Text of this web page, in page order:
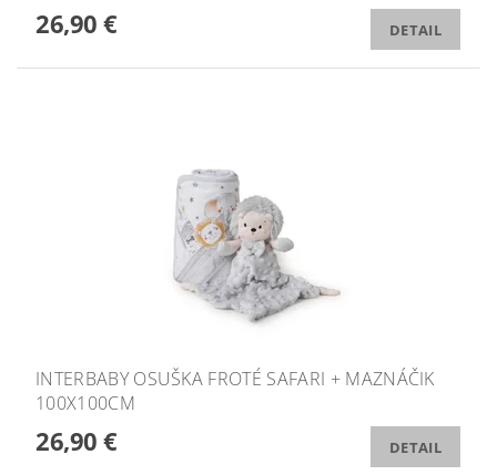
26,90 € DETAIL
INTERBABY OSUŠKA FROTÉ SAFARI + MAZNÁČIK
100X100CM
26,90 € DETAIL